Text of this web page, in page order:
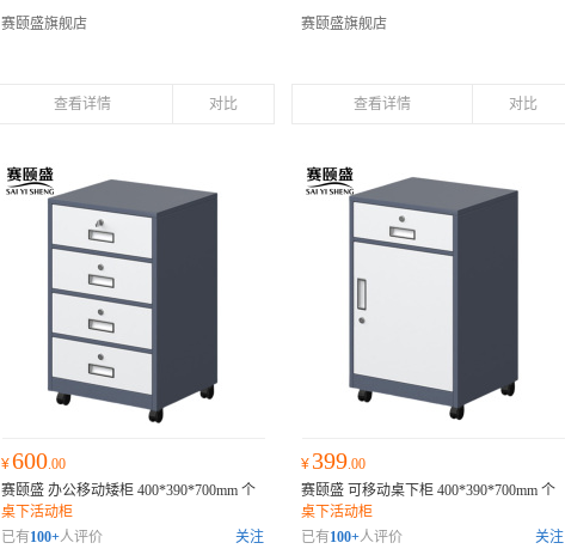
赛颐盛旗舰店
查看详情 对比
赛颐盛旗舰店
查看详情 对比
¥600.00
赛颐盛 办公移动矮柜 400*390*700mm 个
桌下活动柜
已有100+人评价
关注
¥ 399.00
赛颐盛 可移动桌下柜 400*390*700mm 个
桌下活动柜
已有100+人评价
关注